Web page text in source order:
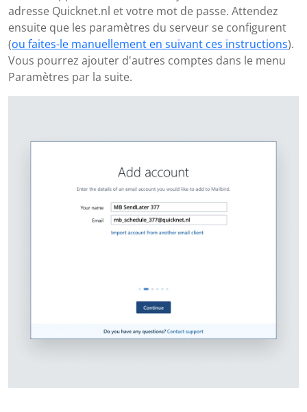
adresse Quicknet.nl et votre mot de passe. Attendez
ensuite que les paramètres du serveur se configurent
(ou faites-le manuellement en suivant ces instructions).
Vous pourrez ajouter d'autres comptes dans le menu
Paramètres par la suite.